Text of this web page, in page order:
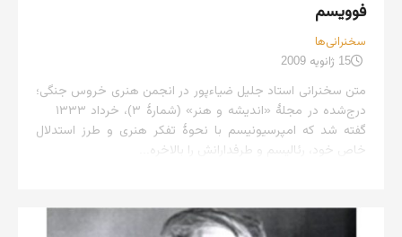
فوویسم
سخنرانی‌ها
15 ژانویه 2009
متن سخنرانی استاد جلیل ضیاءپور در انجمن هنری خروس جنگی؛
گفته شد که امپرسیونیسم با نحوهٔ تفکر هنری و طرز استدلال
خاص خود، رئالیسم و طرفدارانش را بالاخره...